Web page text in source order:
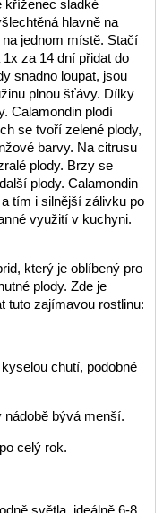
kříženec sladké
hlavně na
jednom místě. Stačí
za 14 dní přidat do
snadno loupat, jsou
plnou šťávy. Dílky
Calamondin plodí
se tvoří zelené plody,
barvy. Na citrusu
plody. Brzy se
plody. Calamondin
tím i silnější zálivku po
využití v kuchyni.
který je oblíbený pro
plody. Zde je
tuto zajímavou rostlinu:
chutí, podobné
bývá menší.
celý rok.
světla, ideálně 6-8